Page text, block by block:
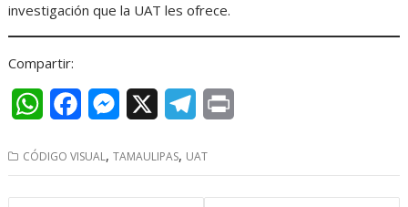
investigación que la UAT les ofrece.
Compartir:
W
a
t
c
e
M
s
s
l
e
n
CÓDIGO VISUAL,TAMAULIPAS, UAT